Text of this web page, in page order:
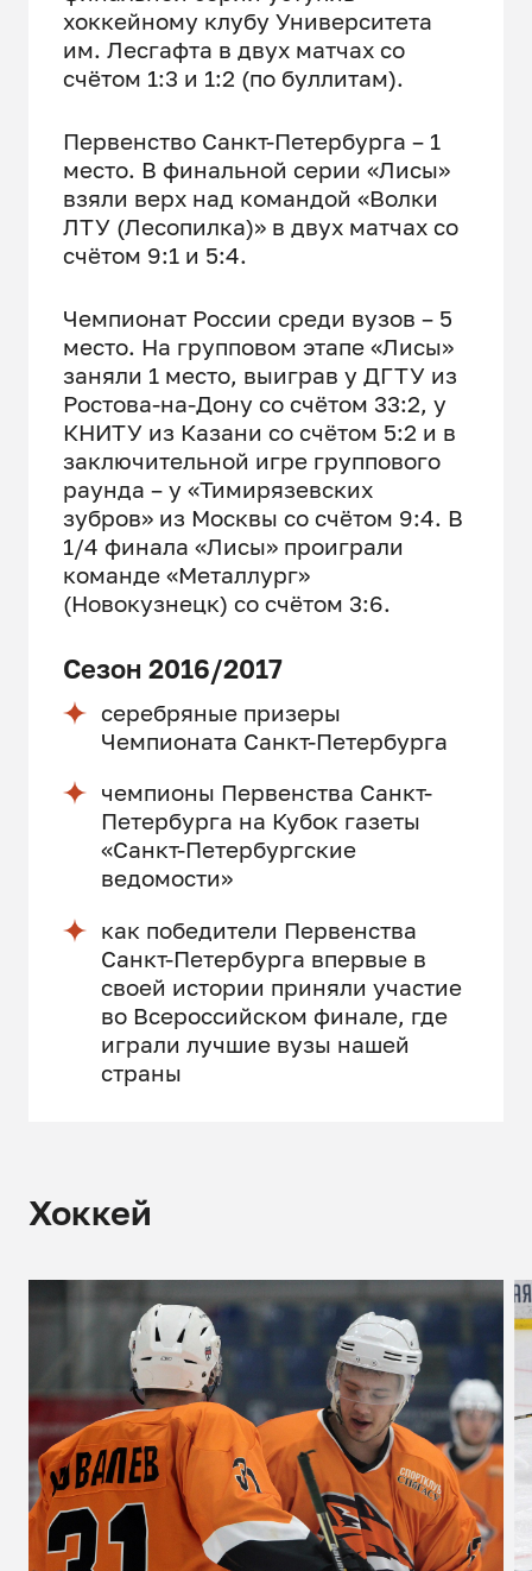
хоккейному клубу Университета
им. Лесгафта в двух матчах со
счётом 1:3 и 1:2 (по буллитам).
Первенство Санкт-Петербурга – 1
место. В финальной серии «Лисы»
взяли верх над командой «Волки
ЛТУ (Лесопилка)» в двух матчах со
счётом 9:1 и 5:4.
Чемпионат России среди вузов – 5
место. На групповом этапе «Лисы»
заняли 1 место, выиграв у ДГТУ из
Ростова-на-Дону со счётом 33:2, у
КНИТУ из Казани со счётом 5:2 и в
заключительной игре группового
раунда – у «Тимирязевских
зубров» из Москвы со счётом 9:4. В
1/4 финала «Лисы» проиграли
команде «Металлург»
(Новокузнецк) со счётом 3:6.
Сезон 2016/2017
серебряные призеры
Чемпионата Санкт-Петербурга
чемпионы Первенства Санкт-
Петербурга на Кубок газеты
«Санкт-Петербургские
ведомости»
как победители Первенства
Санкт-Петербурга впервые в
своей истории приняли участие
во Всероссийском финале, где
играли лучшие вузы нашей
страны
Хоккей